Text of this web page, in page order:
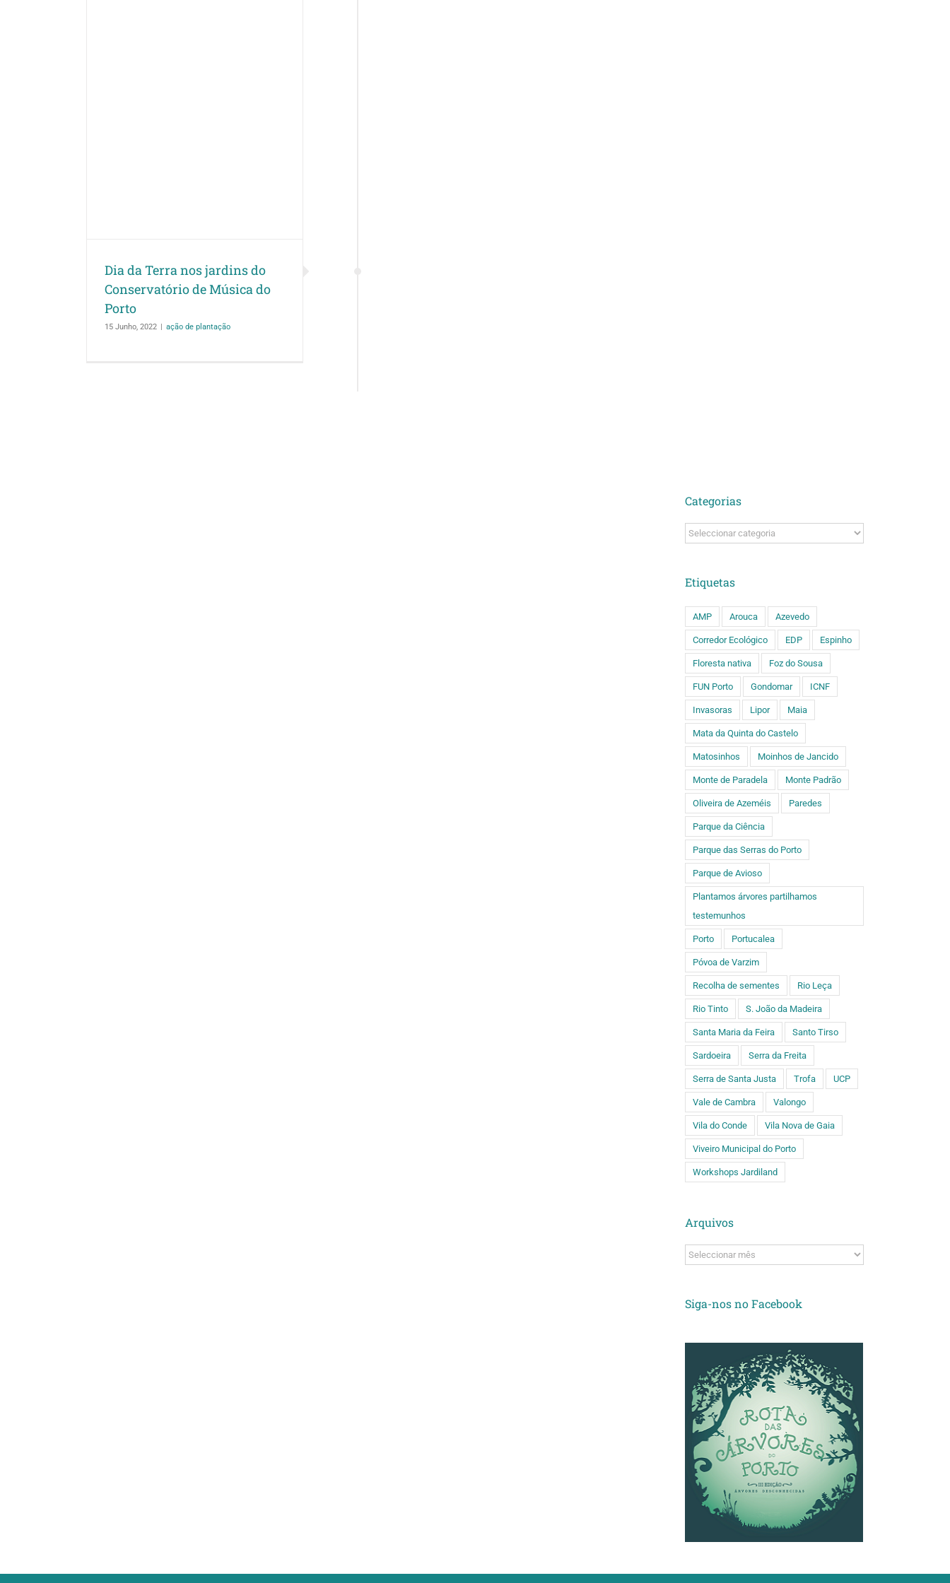
Dia da Terra nos jardins do
Conservatório de Música do
Porto
15 Junho, 2022 | ação de plantação
Categorias
Categorias
Etiquetas
AMP Arouca Azevedo
Corredor Ecológico EDP Espinho
Floresta nativa Foz do Sousa
FUN Porto Gondomar ICNF
Invasoras Lipor Maia
Mata da Quinta do Castelo
Matosinhos Moinhos de Jancido
Monte de Paradela Monte Padrão
Oliveira de Azeméis Paredes
Parque da Ciência
Parque das Serras do Porto
Parque de Avioso
Plantamos árvores partilhamos
testemunhos
Porto Portucalea
Póvoa de Varzim
Recolha de sementes Rio Leça
Rio Tinto S. João da Madeira
Santa Maria da Feira Santo Tirso
Sardoeira Serra da Freita
Serra de Santa Justa Trofa UCP
Vale de Cambra Valongo
Vila do Conde Vila Nova de Gaia
Viveiro Municipal do Porto
Workshops Jardiland
Arquivos
Arquivos
Siga-nos no Facebook